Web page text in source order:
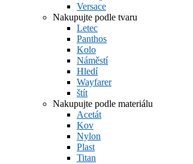
Versace
Nakupujte podle tvaru
Letec
Panthos
Kolo
Náměstí
Hledí
Wayfarer
štít
Nakupujte podle materiálu
Acetát
Kov
Nylon
Plast
Titan